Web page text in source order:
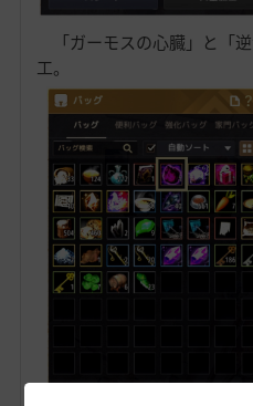
「ガーモスの心臓」と「
工。